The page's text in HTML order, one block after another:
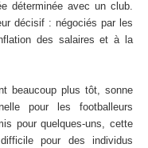
déterminée avec un club.
décisif : négociés par les
des salaires et à la
beaucoup plus tôt, sonne
pour les footballeurs
pour quelques-uns, cette
pour des individus